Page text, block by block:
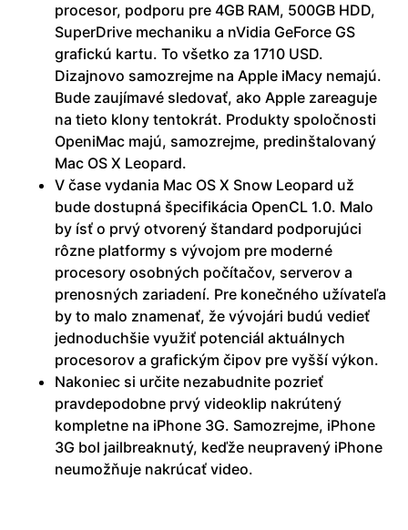
procesor, podporu pre 4GB RAM, 500GB HDD,
SuperDrive mechaniku a nVidia GeForce GS
grafickú kartu. To všetko za 1710 USD.
Dizajnovo samozrejme na Apple iMacy nemajú.
Bude zaujímavé sledovať, ako Apple zareaguje
na tieto klony tentokrát. Produkty spoločnosti
OpeniMac majú, samozrejme, predinštalovaný
Mac OS X Leopard.
V čase vydania Mac OS X Snow Leopard už
bude dostupná špecifikácia OpenCL 1.0. Malo
by ísť o prvý otvorený štandard podporujúci
rôzne platformy s vývojom pre moderné
procesory osobných počítačov, serverov a
prenosných zariadení. Pre konečného užívateľa
by to malo znamenať, že vývojári budú vedieť
jednoduchšie využiť potenciál aktuálnych
procesorov a grafickým čipov pre vyšší výkon.
Nakoniec si určite nezabudnite pozrieť
pravdepodobne prvý videoklip nakrútený
kompletne na iPhone 3G. Samozrejme, iPhone
3G bol jailbreaknutý, keďže neupravený iPhone
neumožňuje nakrúcať video.